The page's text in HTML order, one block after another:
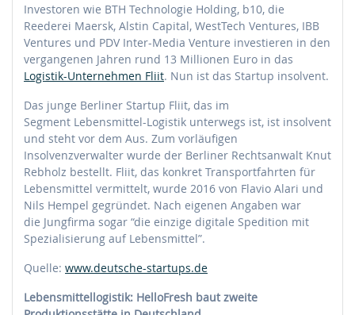
Investoren wie BTH Technologie Holding, b10, die
Reederei Maersk, Alstin Capital, WestTech Ventures, IBB
Ventures und PDV Inter-Media Venture investieren in den
vergangenen Jahren rund 13 Millionen Euro in das
Logistik-Unternehmen Fliit. Nun ist das Startup insolvent.
Das junge Berliner Startup Fliit, das im
Segment Lebensmittel-Logistik unterwegs ist, ist insolvent
und steht vor dem Aus. Zum vorläufigen
Insolvenzverwalter wurde der Berliner Rechtsanwalt Knut
Rebholz bestellt. Fliit, das konkret Transportfahrten für
Lebensmittel vermittelt, wurde 2016 von Flavio Alari und
Nils Hempel gegründet. Nach eigenen Angaben war
die Jungfirma sogar “die einzige digitale Spedition mit
Spezialisierung auf Lebensmittel”.
Quelle: www.deutsche-startups.de
Lebensmittellogistik: HelloFresh baut zweite